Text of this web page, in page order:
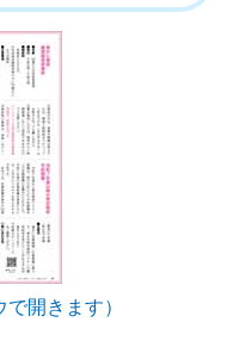
開きます）